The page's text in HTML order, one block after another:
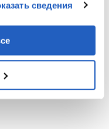
сведения
и
и дополнил
утверждения.